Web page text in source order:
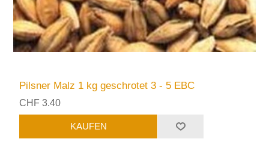
Pilsner Malz 1 kg geschrotet 3 - 5 EBC
CHF 3.40